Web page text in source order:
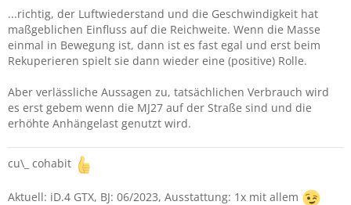
...richtig, der Luftwiederstand und die Geschwindigkeit hat
maßgeblichen Einfluss auf die Reichweite. Wenn die Masse
einmal in Bewegung ist, dann ist es fast egal und erst beim
Rekuperieren spielt sie dann wieder eine (positive) Rolle.
Aber verlässliche Aussagen zu, tatsächlichen Verbrauch wird
es erst gebem wenn die MJ27 auf der Straße sind und die
erhöhte Anhängelast genutzt wird.
cu\_ cohabit
Aktuell: iD.4 GTX, BJ: 06/2023, Ausstattung: 1x mit allem